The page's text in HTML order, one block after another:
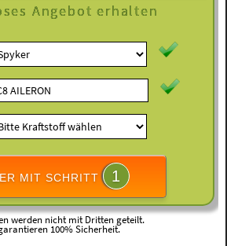
Angebot erhalten
MIT SCHRITT 1
werden nicht mit Dritten geteilt.
100% Sicherheit.